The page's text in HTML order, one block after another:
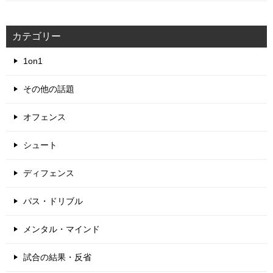
カテゴリー
1on1
その他の話題
オフェンス
シュート
ディフェンス
パス・ドリブル
メンタル・マインド
試合の結果・反省